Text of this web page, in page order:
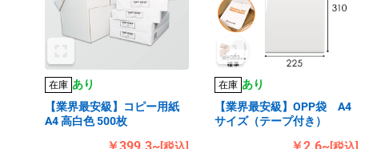
在庫 あり
【業界最安級】コピー用紙
A4 高白色 500枚
在庫 あり
【業界最安級】OPP袋 A4
サイズ（テープ付き）